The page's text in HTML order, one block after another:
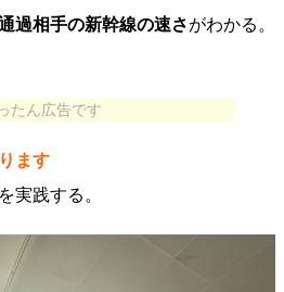
過相手の新幹線の速さがわかる。
たん広告です
ます
実践する。